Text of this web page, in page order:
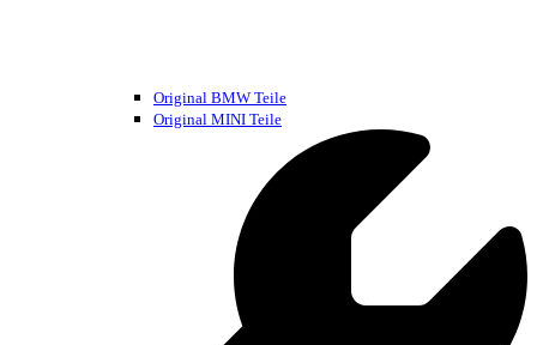
Original BMW Teile
Original MINI Teile